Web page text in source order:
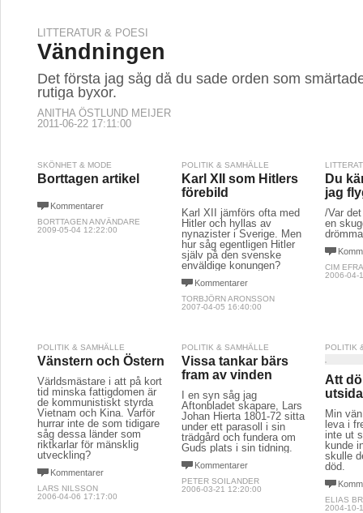
LITTERATUR & POESI
Vändningen
Det första jag såg då du sade orden som
rutiga byxor.
ANITHA ÖSTLUND MEIJER
2011-06-22 17:11:00
SKÖNHET & MODE
Borttagen artikel
Kommentarer
BORTTAGEN ANVÄNDARE
2009-05-04 12:22:00
POLITIK & SAMHÄLLE
Karl XII som Hitlers
förebild
Karl XII jämförs ofta med
Hitler och hyllas av
nynazister i Sverige. Men
hur såg egentligen Hitler
själv på den svenske
enväldige konungen?
Kommentarer
TORBJÖRN ARONSSON
2007-04-05 16:40:00
Du
jag
/Var
en
CIM
2006-04-
POLITIK & SAMHÄLLE
Vänstern och Östern
Världsmästare i att på kort
tid minska fattigdomen är
de kommunistiskt styrda
Vietnam och Kina. Varför
hurrar inte de som tidigare
såg dessa länder som
riktkarlar för mänsklig
utveckling?
Kommentarer
LARS NILSSON
2006-04-06 17:17:00
POLITIK & SAMHÄLLE
Vissa tankar bärs
fram av vinden
I en syn såg jag
Aftonbladet skapare, Lars
Johan Hierta 1801-72 sitta
under ett parasoll i sin
trädgård och fundera om
Guds plats i sin tidning.
Kommentarer
PETER SOILANDER
2006-03-21 12:20:00
POLITIK
Att
Min
leva i
inte ut
kunde
skulle
död.
ELIAS
2004-10-